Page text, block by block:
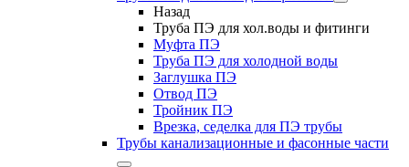
Назад
Труба ПЭ для хол.воды и фитинги
Муфта ПЭ
Труба ПЭ для холодной воды
Заглушка ПЭ
Отвод ПЭ
Тройник ПЭ
Врезка, седелка для ПЭ трубы
Трубы канализационные и фасонные части